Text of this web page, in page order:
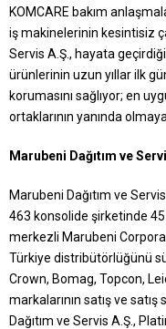
KOMCARE bakım
iş makinelerinin kesintisiz
Servis A.Ş., hayata
ürünlerinin uzun yıllar ilk
korumasını sağlıyor; en
ortaklarının yanında
Marubeni Dağıtım ve
Marubeni Dağıtım ve
463 konsolide şirketinde
merkezli Marubeni
Türkiye distribütörlüğünü
Crown, Bomag, Topcon,
markalarının satış ve
Dağıtım ve Servis A.Ş.,